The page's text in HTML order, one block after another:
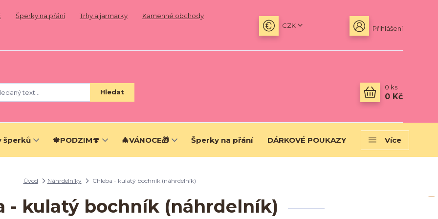
Šperky na přání Trhy a jarmarky
Kamenné obchody
CZK
Přihlášení
Hledat
0 ks
0 Kč
šperků 🍁PODZIM🍄 🎄VÁNOCE🎁 Šperky na přání DÁRKOVÉ POUKAZY Více
Úvod Náhrdelníky Chleba - kulatý bochník (náhrdelník)
- kulatý bochník (náhrdelník)